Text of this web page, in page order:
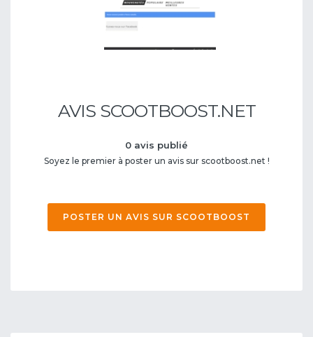
AVIS SCOOTBOOST.NET
0 avis publié
Soyez le premier à poster un avis sur scootboost.net !
POSTER UN AVIS SUR SCOOTBOOST